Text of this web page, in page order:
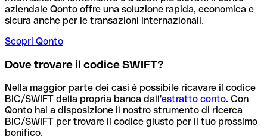
aziendale Qonto offre una soluzione rapida, economica e
sicura anche per le transazioni internazionali.
Scopri Qonto
Dove trovare il codice SWIFT?
Nella maggior parte dei casi è possibile ricavare il codice
BIC/SWIFT della propria banca dall'estratto conto. Con
Qonto hai a disposizione il nostro strumento di ricerca
BIC/SWIFT per trovare il codice giusto per il tuo prossimo
bonifico.